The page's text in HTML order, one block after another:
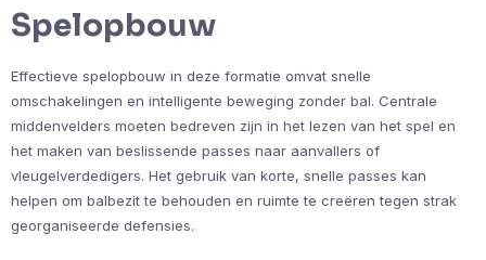
Spelopbouw
Effectieve spelopbouw in deze formatie omvat snelle
omschakelingen en intelligente beweging zonder bal. Centrale
middenvelders moeten bedreven zijn in het lezen van het spel en
het maken van beslissende passes naar aanvallers of
vleugelverdedigers. Het gebruik van korte, snelle passes kan
helpen om balbezit te behouden en ruimte te creëren tegen strak
georganiseerde defensies.